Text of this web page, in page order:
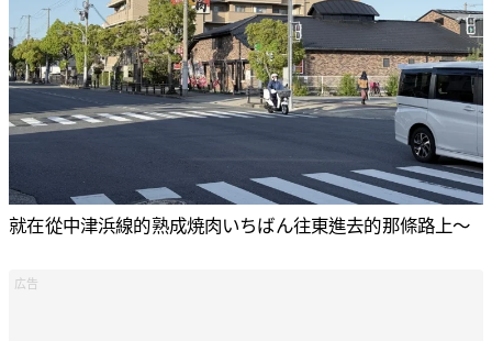
就在從中津浜線的熟成焼肉いちばん往東進去的那條路上〜